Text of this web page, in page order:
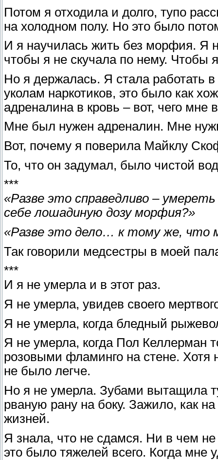
Потом я отходила и долго, тупо
на холодном полу. Но это было
И я научилась жить без морфия. Я
чтобы я не скучала по нему. Чтобы
Но я держалась. Я стала работать
уколам наркотиков, это было как
адреналина в кровь – вот, чего мне
Мне был нужен адреналин. Мне
Вот, почему я поверила Майклу
То, что он задумал, было чистой
***
«Разве это справедливо –
себе лошадиную дозу морфия?»
«Разве это дело… к тому же, что
Так говорили медсестры в моей
***
И я не умерла и в этот раз.
Я не умерла, увидев своего
Я не умерла, когда бледный
Я не умерла, когда Пол Келлерман
розовыми фламинго на стене. Хотя
не было легче.
Но я не умерла. Зубами вытащила
рваную рану на боку. Зажило, как
жизней.
Я знала, что не сдамся. Ни в чем
это было тяжелей всего. Когда мне